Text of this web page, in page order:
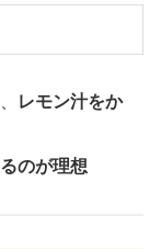
レモン汁をか
のが理想